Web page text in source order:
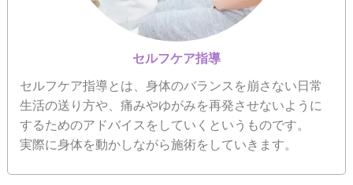
セルフケア指導
セルフケア指導とは、身体のバランスを崩さない日常
生活の送り方や、痛みやゆがみを再発させないように
するためのアドバイスをしていくというものです。
実際に身体を動かしながら施術をしていきます。